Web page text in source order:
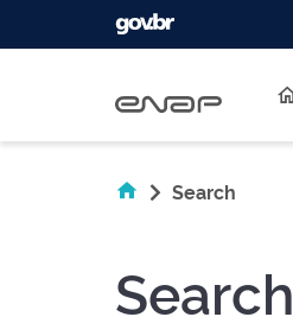
Search
Search